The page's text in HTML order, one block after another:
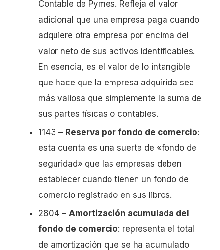
Contable de Pymes. Refleja el valor
adicional que una empresa paga cuando
adquiere otra empresa por encima del
valor neto de sus activos identificables.
En esencia, es el valor de lo intangible
que hace que la empresa adquirida sea
más valiosa que simplemente la suma de
sus partes físicas o contables.
1143 – Reserva por fondo de comercio:
esta cuenta es una suerte de «fondo de
seguridad» que las empresas deben
establecer cuando tienen un fondo de
comercio registrado en sus libros.
2804 – Amortización acumulada del
fondo de comercio: representa el total
de amortización que se ha acumulado